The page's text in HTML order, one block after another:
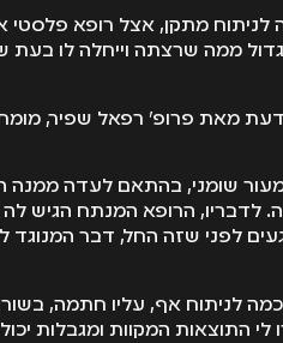
לניתוח מתקן, אצל רופא פלסטי
ממה שרצתה וייחלה לו בעת
מאת פרופ' רפאל שפיר,
שומני, בהתאם לעדה ממנה
לדבריו, הרופא המנתח הגיש
לפני שזה החל, דבר המנוגד
לניתוח אף, עליו חתמה,
התוצאות המקוות ומגבלות